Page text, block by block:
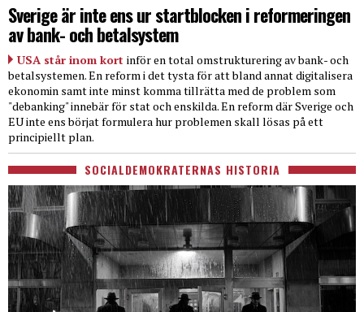
Sverige är inte ens ur startblocken i reformeringen
av bank- och betalsystem
USA står inom kort inför en total omstrukturering av bank- och
betalsystemen. En reform i det tysta för att bland annat digitalisera
ekonomin samt inte minst komma tillrätta med de problem som
"debanking" innebär för stat och enskilda. En reform där Sverige och
EU inte ens börjat formulera hur problemen skall lösas på ett
principiellt plan.
SOCIALDEMOKRATERNAS HISTORIA